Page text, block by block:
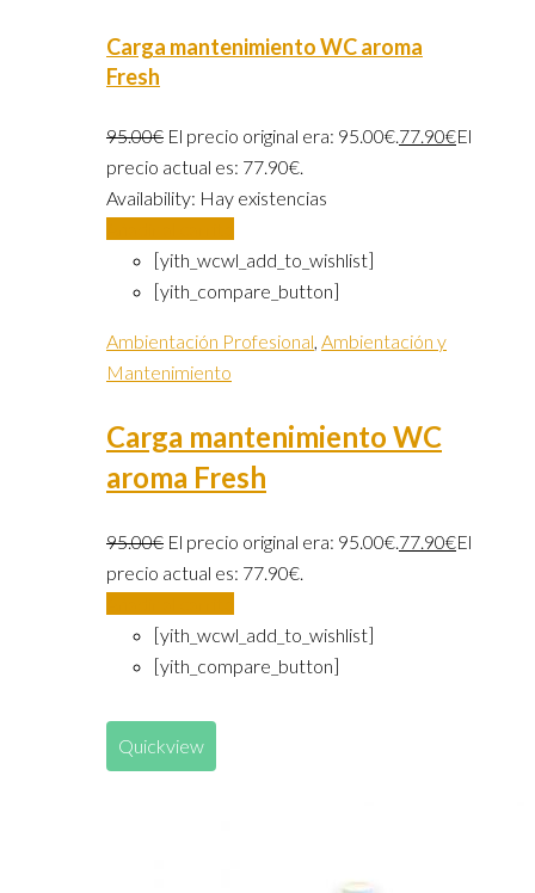
Carga mantenimiento WC aroma
Fresh
95.00€ El precio original era: 95.00€. 77.90€El
precio actual es: 77.90€.
Availability: Hay existencias
[yith_wcwl_add_to_wishlist]
[yith_compare_button]
Ambientación Profesional Ambientación y
Mantenimiento
Carga mantenimiento WC
aroma Fresh
95.00€ El precio original era: 95.00€. 77.90€El
precio actual es: 77.90€.
[yith_wcwl_add_to_wishlist]
[yith_compare_button]
Quickview